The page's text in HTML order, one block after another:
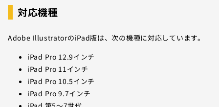
対応機種
Adobe IllustratorのiPad版は、次の機種に対応しています。
iPad Pro 12.9インチ
iPad Pro 11インチ
iPad Pro 10.5インチ
iPad Pro 9.7インチ